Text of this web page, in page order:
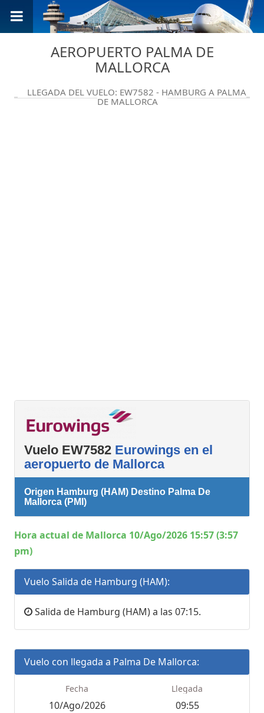
AEROPUERTO PALMA DE
MALLORCA
LLEGADA DEL VUELO: EW7582 - HAMBURG A PALMA
DE MALLORCA
Vuelo EW7582 Eurowings en el
aeropuerto de Mallorca
Origen Hamburg (HAM) Destino Palma De
Mallorca (PMI)
Hora actual de Mallorca 10/Ago/2026 15:57 (3:57
pm)
Vuelo Salida de Hamburg (HAM):
Salida de Hamburg (HAM) a las 07:15.
Vuelo con llegada a Palma De Mallorca:
Fecha
10/Ago/2026
Llegada
09:55